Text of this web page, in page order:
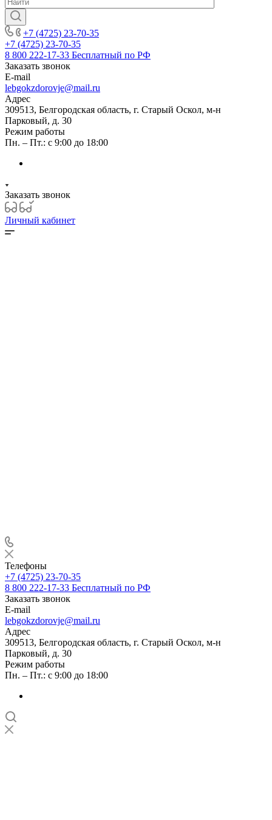
+7 (4725) 23-70-35
+7 (4725) 23-70-35
8 800 222-17-33 Бесплатный по РФ
Заказать звонок
E-mail
lebgokzdorovje@mail.ru
Адрес
309513, Белгородская область, г. Старый Оскол, м-н
Парковый, д. 30
Режим работы
Пн. – Пт.: с 9:00 до 18:00
Заказать звонок
Личный кабинет
Телефоны
+7 (4725) 23-70-35
8 800 222-17-33 Бесплатный по РФ
Заказать звонок
E-mail
lebgokzdorovje@mail.ru
Адрес
309513, Белгородская область, г. Старый Оскол, м-н
Парковый, д. 30
Режим работы
Пн. – Пт.: с 9:00 до 18:00